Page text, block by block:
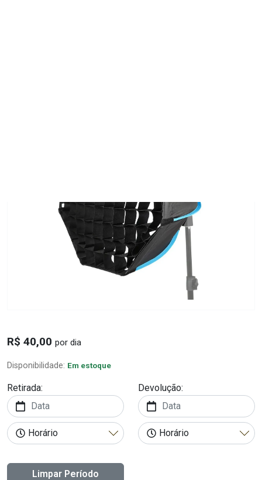
R$ 40,00 por dia
Disponibilidade: Em estoque
Retirada: Devolução:
Limpar Período